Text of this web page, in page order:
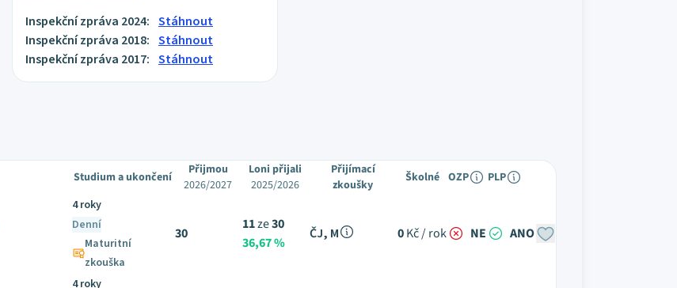
Inspekční zpráva 2024: Stáhnout
Inspekční zpráva 2018: Stáhnout
Inspekční zpráva 2017: Stáhnout
Studium a ukončení
Přijmou
2026/2027
Loni přijali
2025/2026
Přijímací
zkoušky
Školné OZP PLP
4 roky
Denní
Maturitní
zkouška
30
11ze30
36,67 %
ČJ, M 0Kč / rok NE ANO
4 roky